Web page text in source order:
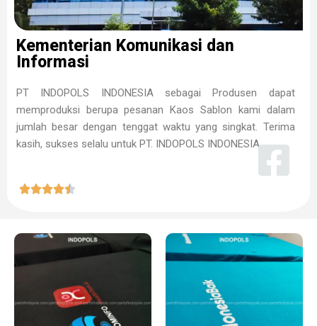
Kementerian Komunikasi dan
Informasi
PT INDOPOLS INDONESIA sebagai Produsen dapat
memproduksi berupa pesanan Kaos Sablon kami dalam
jumlah besar dengan tenggat waktu yang singkat. Terima
kasih, sukses selalu untuk PT. INDOPOLS INDONESIA
